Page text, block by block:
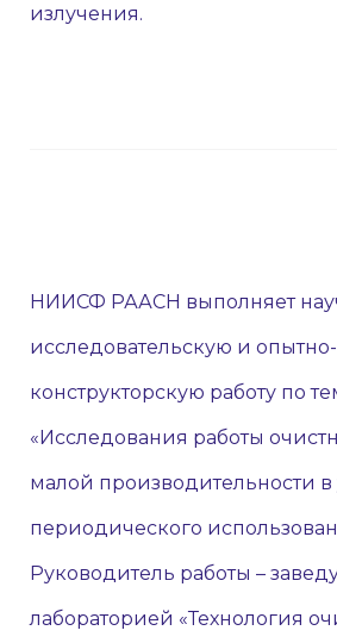
излучения.
НИИСФ РААСН выполняет
исследовательскую и опытно-
конструкторскую работу по
«Исследования работы
малой производительности в
периодического
Руководитель работы –
лабораторией «Технология